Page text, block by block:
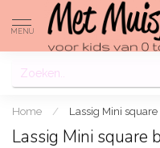
MENU
Home / Lassig Mini
Lassig Mini square